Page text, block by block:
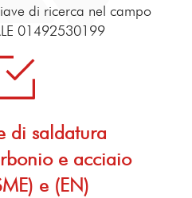
di ricerca nel campo
01492530199
di saldatura
e acciaio
e (EN)